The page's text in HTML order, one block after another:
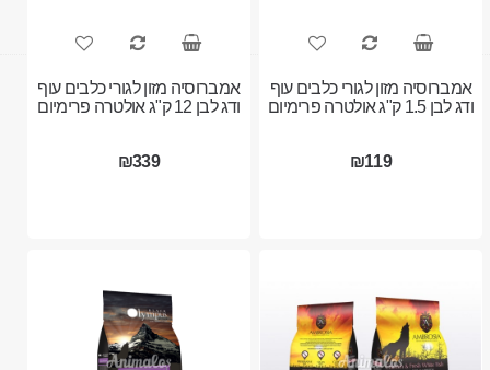
אמברוסיה מזון לגורי כלבים עוף
ודג לבן 1.5 ק"ג אולטרה פרימיום
₪119
אמברוסיה מזון לגורי כלבים עוף
ודג לבן 12 ק"ג אולטרה פרימיום
₪339